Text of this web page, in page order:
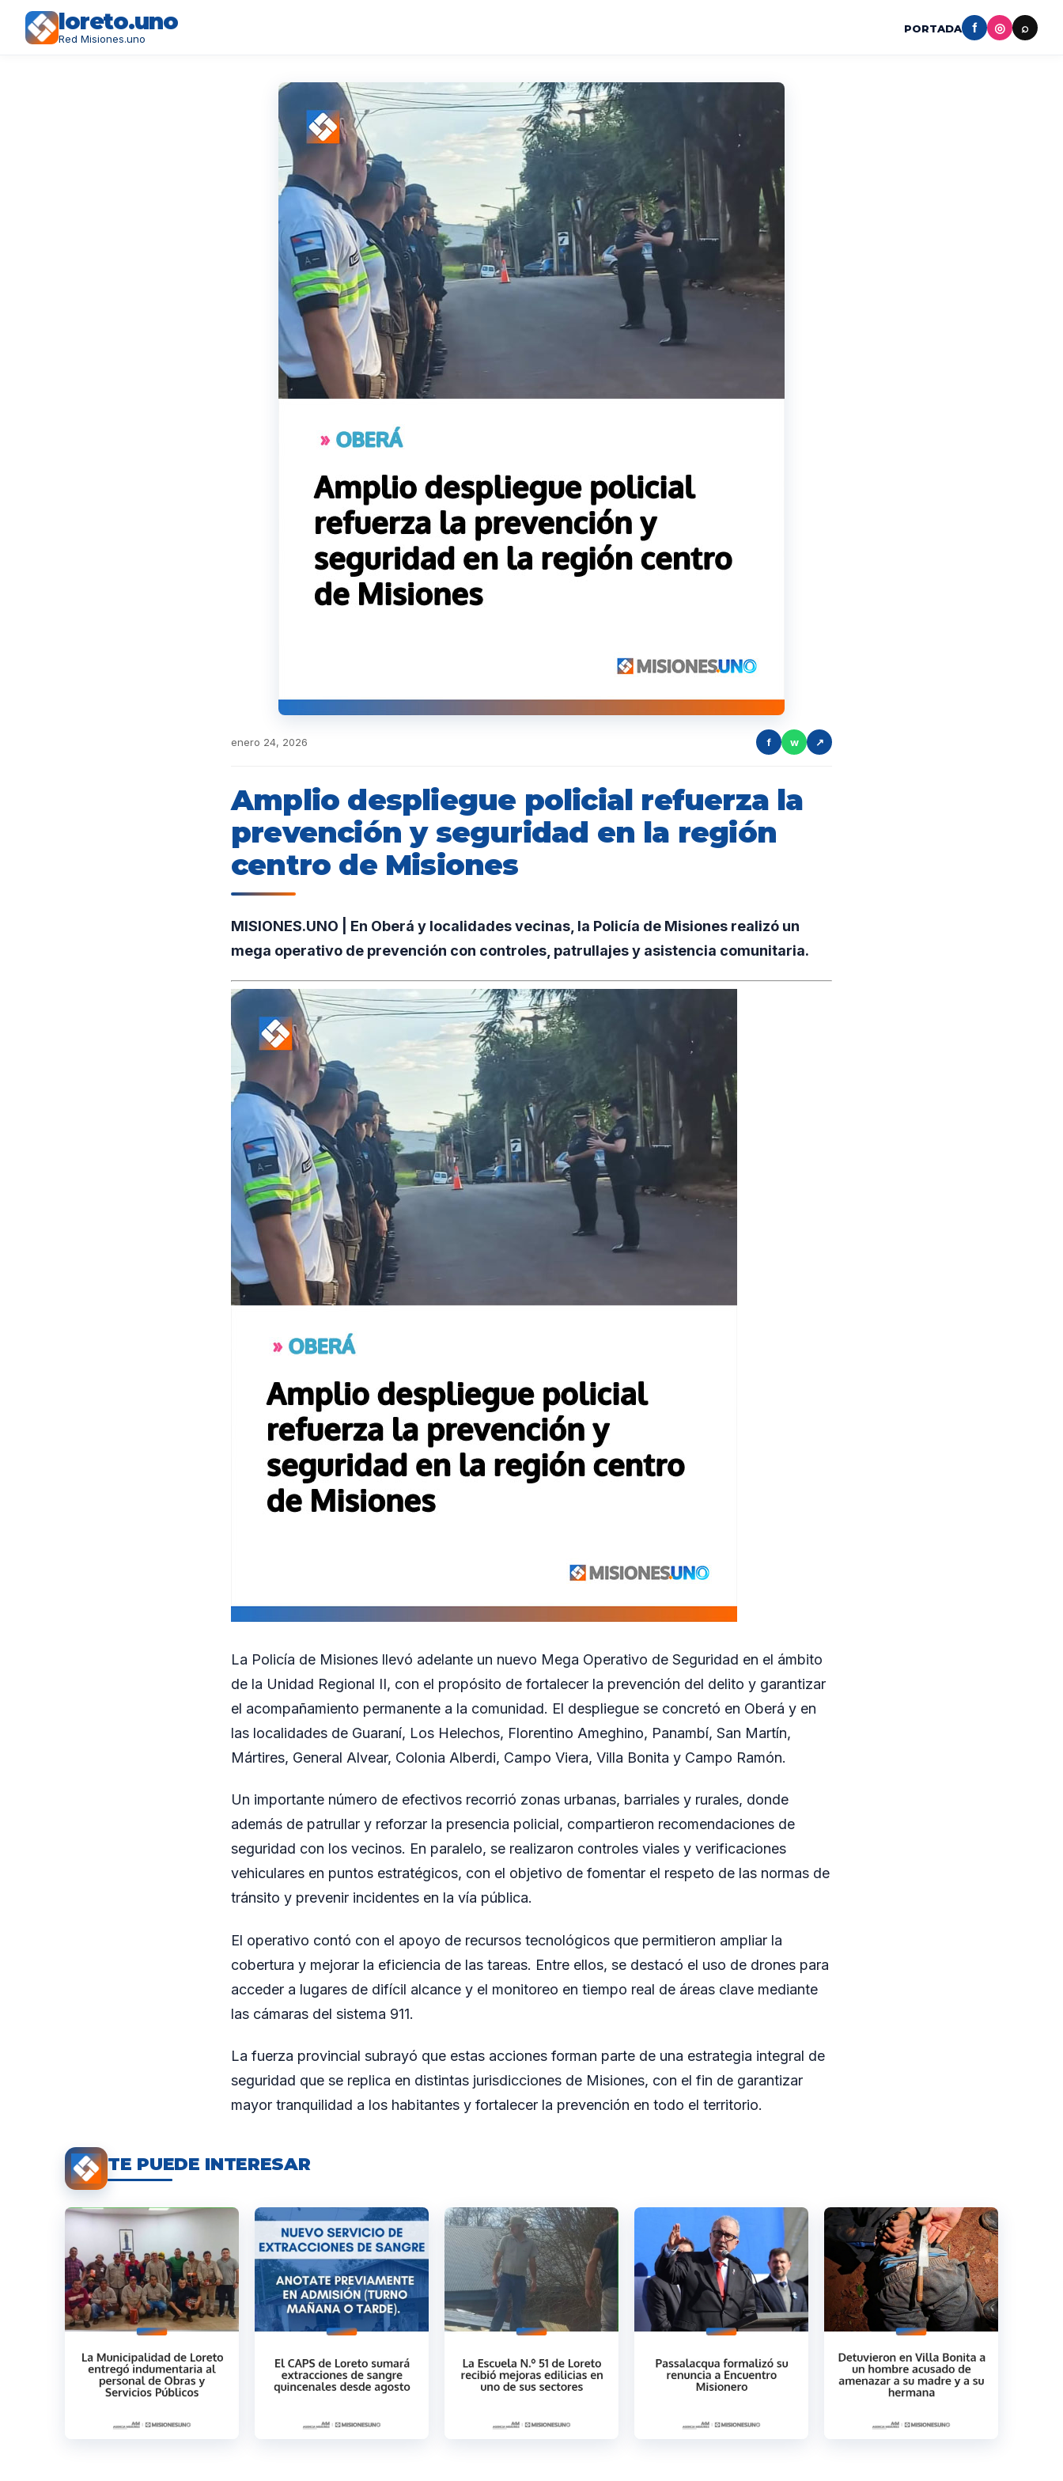
loreto.uno
Red Misiones.uno
PORTADA f ◎ ⌕
enero 24, 2026 f w ↗
Amplio despliegue policial refuerza la
prevención y seguridad en la región
centro de Misiones
MISIONES.UNO | En Oberá y localidades vecinas, la Policía de Misiones realizó un
mega operativo de prevención con controles, patrullajes y asistencia comunitaria.
La Policía de Misiones llevó adelante un nuevo Mega Operativo de Seguridad en el ámbito
de la Unidad Regional II, con el propósito de fortalecer la prevención del delito y garantizar
el acompañamiento permanente a la comunidad. El despliegue se concretó en Oberá y en
las localidades de Guaraní, Los Helechos, Florentino Ameghino, Panambí, San Martín,
Mártires, General Alvear, Colonia Alberdi, Campo Viera, Villa Bonita y Campo Ramón.
Un importante número de efectivos recorrió zonas urbanas, barriales y rurales, donde
además de patrullar y reforzar la presencia policial, compartieron recomendaciones de
seguridad con los vecinos. En paralelo, se realizaron controles viales y verificaciones
vehiculares en puntos estratégicos, con el objetivo de fomentar el respeto de las normas de
tránsito y prevenir incidentes en la vía pública.
El operativo contó con el apoyo de recursos tecnológicos que permitieron ampliar la
cobertura y mejorar la eficiencia de las tareas. Entre ellos, se destacó el uso de drones para
acceder a lugares de difícil alcance y el monitoreo en tiempo real de áreas clave mediante
las cámaras del sistema 911.
La fuerza provincial subrayó que estas acciones forman parte de una estrategia integral de
seguridad que se replica en distintas jurisdicciones de Misiones, con el fin de garantizar
mayor tranquilidad a los habitantes y fortalecer la prevención en todo el territorio.
TE PUEDE INTERESAR